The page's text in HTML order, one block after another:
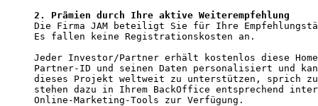
2. Prämien durch Ihre aktive Weiterempfehlung
Die Firma JAM beteiligt Sie für Ihre
Es fallen keine Registrationskosten an.
Jeder Investor/Partner erhält kostenlos diese
Partner-ID und seinen Daten personalisiert und
dieses Projekt weltweit zu unterstützen, sprich
stehen dazu in Ihrem BackOffice entsprechend
Online-Marketing-Tools zur Verfügung.